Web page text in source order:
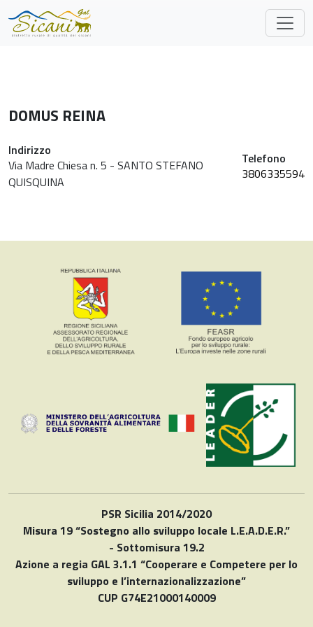
DOMUS REINA
Indirizzo
Via Madre Chiesa n. 5 - SANTO STEFANO
QUISQUINA
Telefono
3806335594
PSR Sicilia 2014/2020
Misura 19 “Sostegno allo sviluppo locale L.E.A.D.E.R.”
- Sottomisura 19.2
Azione a regia GAL 3.1.1 “Cooperare e Competere per lo
sviluppo e l’internazionalizzazione”
CUP G74E21000140009